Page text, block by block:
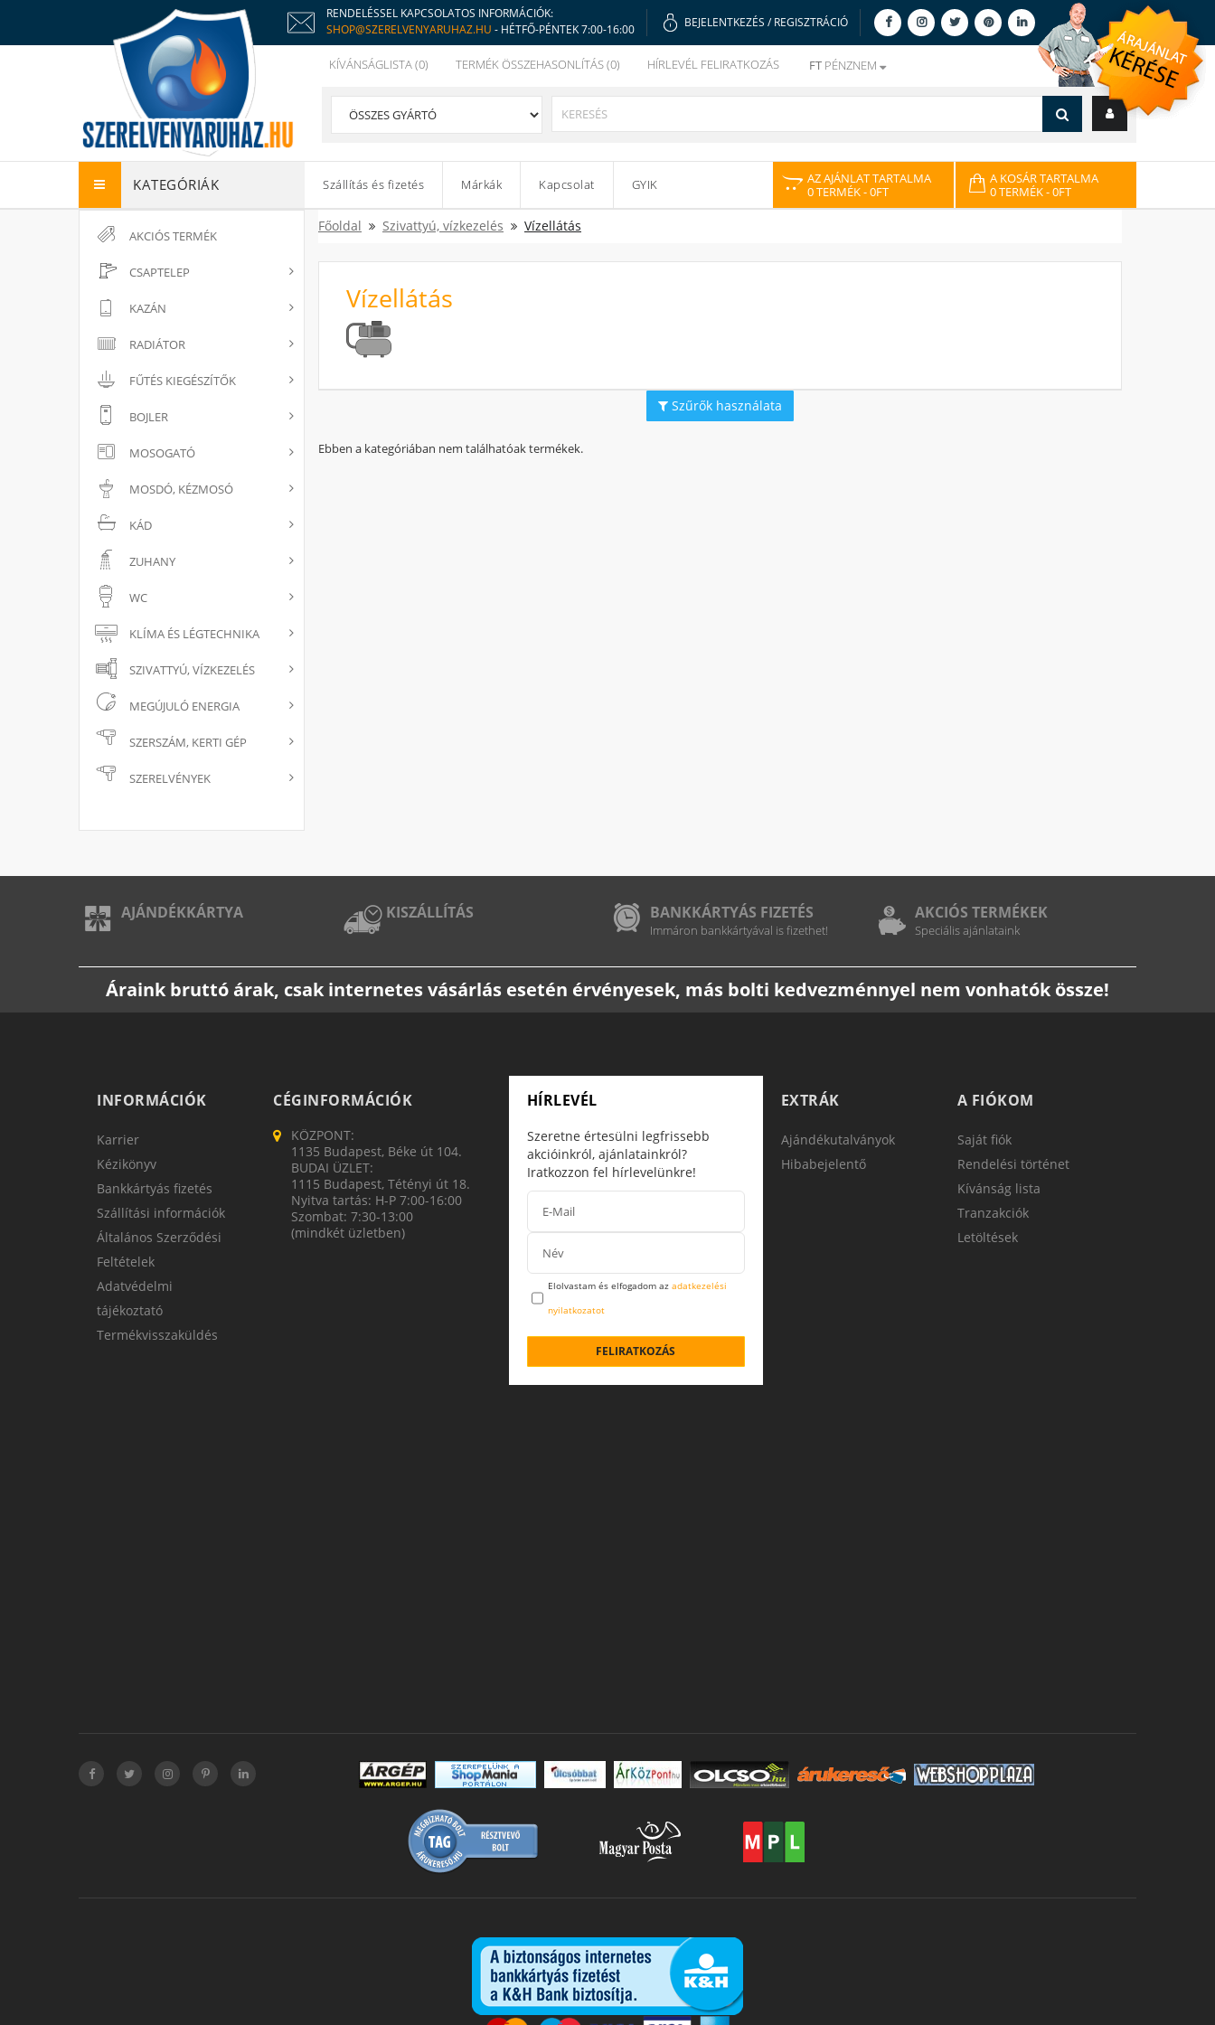
RENDELÉSSEL KAPCSOLATOS INFORMÁCIÓK:
SHOP@SZERELVENYARUHAZ.HU - HÉTFŐ-PÉNTEK 7:00-16:00
BEJELENTKEZÉS / REGISZTRÁCIÓ
KÍVÁNSÁGLISTA (0) TERMÉK ÖSSZEHASONLÍTÁS (0) HÍRLEVÉL FELIRATKOZÁS FT PÉNZNEM
KATEGÓRIÁK Szállítás és fizetés Márkák Kapcsolat GYIK
AZ AJÁNLAT TARTALMA
0 TERMÉK- 0FT
A KOSÁR TARTALMA
0 TERMÉK- 0FT
AKCIÓS TERMÉK
CSAPTELEP
KAZÁN
RADIÁTOR
FŰTÉS KIEGÉSZÍTŐK
BOJLER
MOSOGATÓ
MOSDÓ, KÉZMOSÓ
KÁD
ZUHANY
WC
KLÍMA ÉS LÉGTECHNIKA
SZIVATTYÚ, VÍZKEZELÉS
MEGÚJULÓ ENERGIA
SZERSZÁM, KERTI GÉP
SZERELVÉNYEK
Főoldal Szivattyú, vízkezelés Vízellátás
Vízellátás
Szűrők használata
Ebben a kategóriában nem találhatóak termékek.
AJÁNDÉKKÁRTYA KISZÁLLÍTÁS BANKKÁRTYÁS FIZETÉS
Immáron bankkártyával is fizethet!
AKCIÓS TERMÉKEK
Speciális ajánlataink
Áraink bruttó árak, csak internetes vásárlás esetén érvényesek, más bolti kedvezménnyel nem vonhatók össze!
INFORMÁCIÓK
Karrier
Kézikönyv
Bankkártyás fizetés
Szállítási információk
Általános Szerződési
Feltételek
Adatvédelmi
tájékoztató
Termékvisszaküldés
CÉGINFORMÁCIÓK
KÖZPONT:
1135 Budapest, Béke út 104.
BUDAI ÜZLET:
1115 Budapest, Tétényi út 18.
Nyitva tartás: H-P 7:00-16:00
Szombat: 7:30-13:00
(mindkét üzletben)
HÍRLEVÉL
Szeretne értesülni legfrissebb
akcióinkról, ajánlatainkról?
Iratkozzon fel hírlevelünkre!
Elolvastam és elfogadom az adatkezelési
nyilatkozatot
FELIRATKOZÁS
EXTRÁK
Ajándékutalványok
Hibabejelentő
A FIÓKOM
Saját fiók
Rendelési történet
Kívánság lista
Tranzakciók
Letöltések